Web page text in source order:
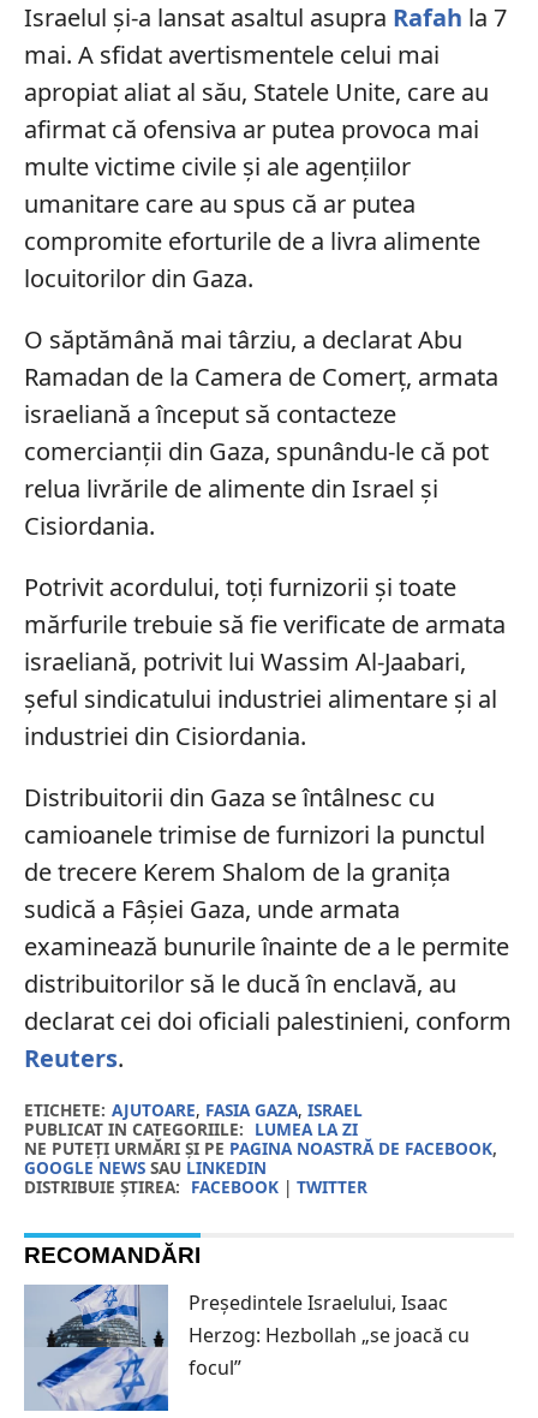
Israelul și-a lansat asaltul asupra Rafah la 7
mai. A sfidat avertismentele celui mai
apropiat aliat al său, Statele Unite, care au
afirmat că ofensiva ar putea provoca mai
multe victime civile și ale agențiilor
umanitare care au spus că ar putea
compromite eforturile de a livra alimente
locuitorilor din Gaza.
O săptămână mai târziu, a declarat Abu
Ramadan de la Camera de Comerț, armata
israeliană a început să contacteze
comercianții din Gaza, spunându-le că pot
relua livrările de alimente din Israel și
Cisiordania.
Potrivit acordului, toți furnizorii și toate
mărfurile trebuie să fie verificate de armata
israeliană, potrivit lui Wassim Al-Jaabari,
șeful sindicatului industriei alimentare și al
industriei din Cisiordania.
Distribuitorii din Gaza se întâlnesc cu
camioanele trimise de furnizori la punctul
de trecere Kerem Shalom de la granița
sudică a Fâșiei Gaza, unde armata
examinează bunurile înainte de a le permite
distribuitorilor să le ducă în enclavă, au
declarat cei doi oficiali palestinieni, conform
Reuters.
ETICHETE: AJUTOARE, FASIA GAZA, ISRAEL
PUBLICAT IN CATEGORIILE: LUMEA LA ZI
NE PUTEȚI URMĂRI ȘI PE PAGINA NOASTRĂ DE FACEBOOK,
GOOGLE NEWSSAU LINKEDIN
DISTRIBUIE ȘTIREA: FACEBOOK| TWITTER
RECOMANDĂRI
Președintele Israelului, Isaac
Herzog: Hezbollah „se joacă cu
focul”